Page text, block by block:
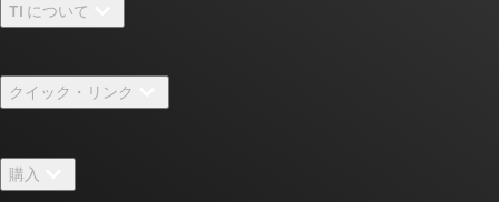
TI について
採用情報
ニュース
クイック・リンク
TI E2E™ 設計サポート・フォーラム
購入